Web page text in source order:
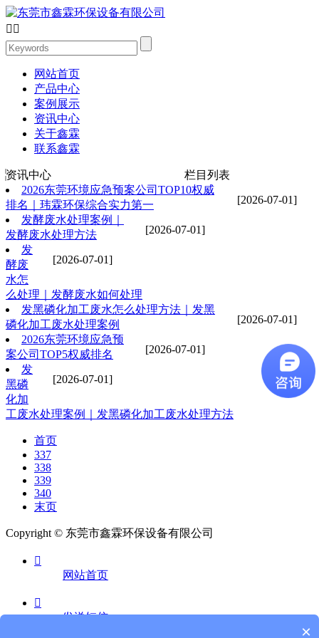
 
网站首页
产品中心
案例展示
资讯中心
关于鑫霖
联系鑫霖
资讯中心 栏目列表
[2026-07-01]
2026东莞环境应急预案公司TOP10权威
排名｜玮霖环保综合实力第一
[2026-07-01]
发酵废水处理案例｜
发酵废水处理方法
[2026-07-01]
发
酵废
水怎
么处理｜发酵废水如何处理
[2026-07-01]
发黑磷化加工废水怎么处理方法｜发黑
磷化加工废水处理案例
[2026-07-01]
2026东莞环境应急预
案公司TOP5权威排名
[2026-07-01]
发
黑磷
化加
工废水处理案例｜发黑磷化加工废水处理方法
首页
337
338
339
340
末页
Copyright © 东莞市鑫霖环保设备有限公司

网站首页

发送短信
×